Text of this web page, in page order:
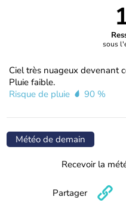
sous
Ciel très nuageux devenant
Pluie faible.
Risque de pluie
90 %
Météo de demain
Recevoir la
Partager